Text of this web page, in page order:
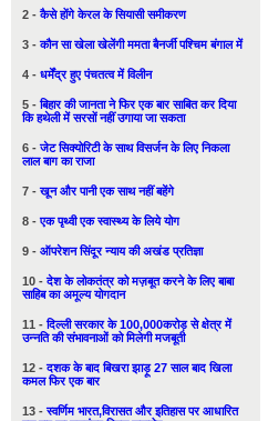
2 -कैसे होंगे केरल के सियासी समीकरण
3 -कौन सा खेला खेलेंगी ममता बैनर्जी पश्चिम बंगाल में
4 - धर्मेंद्र हुए पंचतत्व में विलीन
5 -बिहार की जानता ने फिर एक बार साबित कर दिया
कि हथेली में सरसों नहीं उगाया जा सकता
6 -जेट सिक्योरिटी के साथ विसर्जन के लिए निकला
लाल बाग का राजा
7 -खून और पानी एक साथ नहीं बहेंगे
8 -एक पृथ्वी एक स्वास्थ्य के लिये योग
9 - ऑपरेशन सिंदूर न्याय की अखंड प्रतिज्ञा
10 -देश के लोकतंत्र को मज़बूत करने के लिए बाबा
साहिब का अमूल्य योगदान
11 -दिल्ली सरकार के 100,000करोड़ से क्षेत्र में
उन्नति की संभावनाओं को मिलेगी मजबूती
12 -दशक के बाद बिखरा झाड़ू 27 साल बाद खिला
कमल फिर एक बार
13 -स्वर्णिम भारत,विरासत और इतिहास पर आधारित